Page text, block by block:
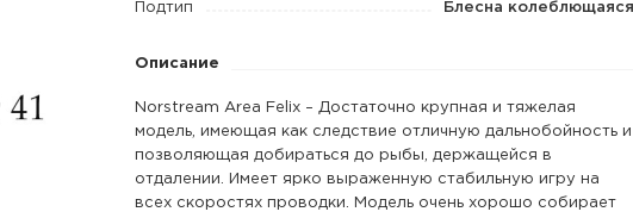
Подтип Блесна колеблющаяся
Описание
Norstream Area Felix – Достаточно крупная и тяжелая
модель, имеющая как следствие отличную дальнобойность и
позволяющая добираться до рыбы, держащейся в
отдалении. Имеет ярко выраженную стабильную игру на
всех скоростях проводки. Модель очень хорошо собирает